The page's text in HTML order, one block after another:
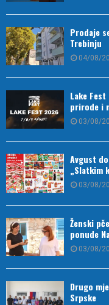
Prodaje
Trebinju
04/08/
Lake
prirode i
03/08/
Avgust
„Slatkim
03/08/
Ženski
ponude
03/08/
Drugo
Srpske